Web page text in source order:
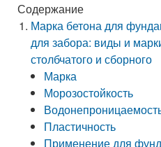
Содержание
Марка бетона для
для забора: виды и
столбчатого и сборного
Марка
Морозостойкость
Пластичность
Применение для